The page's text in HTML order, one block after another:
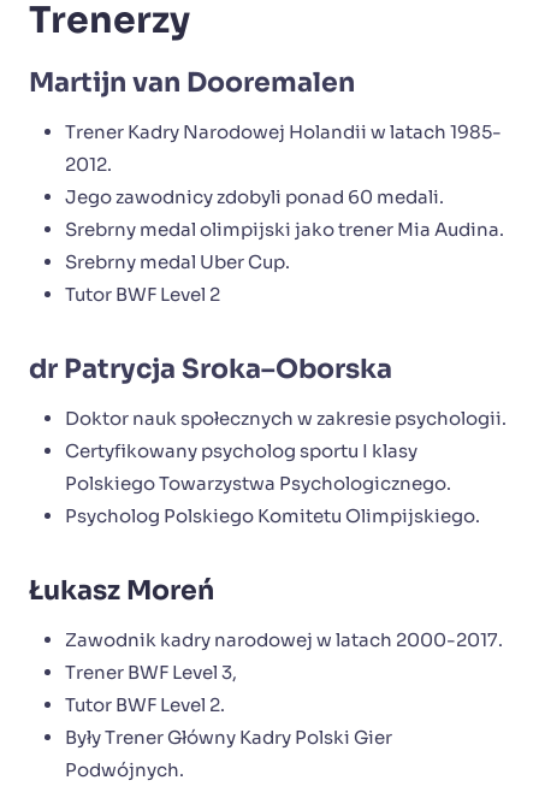
Trenerzy
Martijn van Dooremalen
Trener Kadry Narodowej Holandii w latach 1985-
2012.
Jego zawodnicy zdobyli ponad 60 medali.
Srebrny medal olimpijski jako trener Mia Audina.
Srebrny medal Uber Cup.
Tutor BWF Level 2
dr Patrycja Sroka–Oborska
Doktor nauk społecznych w zakresie psychologii.
Certyfikowany psycholog sportu I klasy
Polskiego Towarzystwa Psychologicznego.
Psycholog Polskiego Komitetu Olimpijskiego.
Łukasz Moreń
Zawodnik kadry narodowej w latach 2000-2017.
Trener BWF Level 3,
Tutor BWF Level 2.
Były Trener Główny Kadry Polski Gier
Podwójnych.